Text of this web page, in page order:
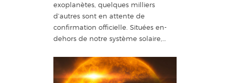
exoplanètes, quelques milliers
d’autres sont en attente de
confirmation officielle. Situées en-
dehors de notre système solaire,…